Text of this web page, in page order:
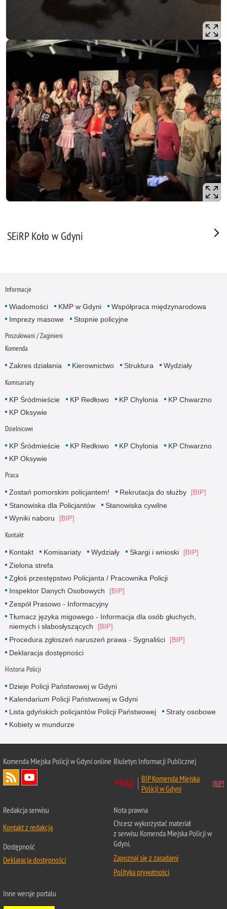
SEiRP Koło w Gdyni
Informacje
Wiadomości KMP w Gdyni
Współpraca międzynarodowa
Imprezy masowe
Stopnie policyjne
Poszukiwani / Zaginieni
Komenda
Zakres działania Kierownictwo Struktura Wydziały
Komisariaty
KP Śródmieście KP Redłowo KP Chylonia
KP Chwarzno
KP Oksywie
Dzielnicowi
KP Śródmieście KP Redłowo KP Chylonia
KP Chwarzno
KP Oksywie
Praca
Zostań pomorskim policjantem!
Rekrutacja do służby
Stanowiska dla Policjantów
Stanowiska cywilne
Wyniki naboru
Kontakt
Kontakt Komisariaty Wydziały
Skargi i wnioski
Zielona strefa
Zgłoś przestępstwo Policjanta / Pracownika Policji
Inspektor Danych Osobowych
Zespół Prasowo - Informacyjny
Tłumacz języka migowego - Informacja dla osób głuchych,
niemych i słabosłyszących
Procedura zgłoszeń naruszeń prawa - Sygnaliści
Deklaracja dostępności
Historia Policji
Dzieje Policji Państwowej w Gdyni
Kalendarium Policji Państwowej w Gdyni
Lista gdyńskich policjantów Policji Państwowej
Straty osobowe
Kobiety w mundurze
Komenda Miejska Policji w Gdyni online Biuletyn Informacji Publicznej
BIP Komenda Miejska
Policji w Gdyni
Redakcja serwisu
Kontakt z redakcją
Dostępność
Deklaracja dostępności
Nota prawna
Chcesz wykorzystać materiał
z serwisu Komenda Miejska Policji w
Gdyni.
Zapoznaj się z zasadami
Polityka prywatności
Inne wersje portalu